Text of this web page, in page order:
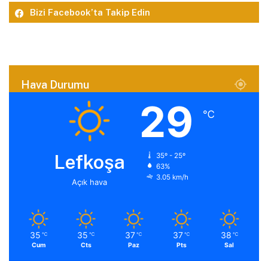
Bizi Facebook’ta Takip Edin
Hava Durumu
Lefkoşa
Açık hava
29 ℃
35º - 25º
63%
3.05 km/h
35 ℃
Cum
35 ℃
Cts
37 ℃
Paz
37 ℃
Pts
38 ℃
Sal